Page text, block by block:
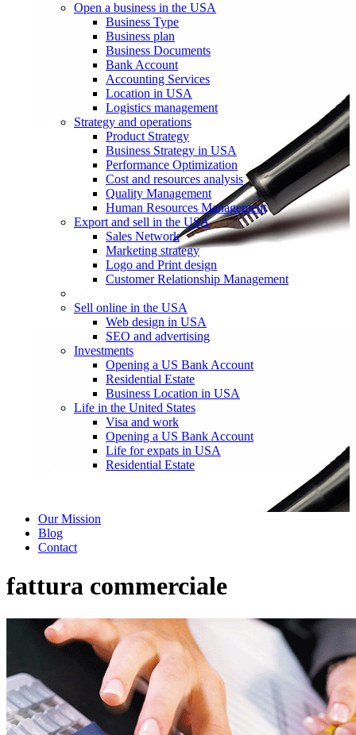
Open a business in the USA
Business Type
Business plan
Business Documents
Bank Account
Accounting Services
Location in USA
Logistics management
Strategy and operations
Product Strategy
Business Strategy in USA
Performance Optimization
Cost and resources analysis
Quality Management
Human Resources Management
Export and sell in the USA
Sales Network
Marketing strategy
Logo and Print design
Customer Relationship Management
Sell online in the USA
Web design in USA
SEO and advertising
Investments
Opening a US Bank Account
Residential Estate
Business Location in USA
Life in the United States
Visa and work
Opening a US Bank Account
Life for expats in USA
Residential Estate
Our Mission
Blog
Contact
fattura commerciale